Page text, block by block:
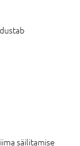
säilitamise